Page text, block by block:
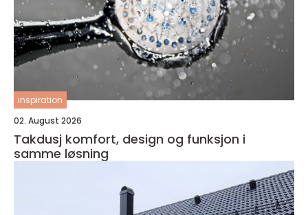
inspiration
02. August 2026
Takdusj komfort, design og funksjon i
samme løsning